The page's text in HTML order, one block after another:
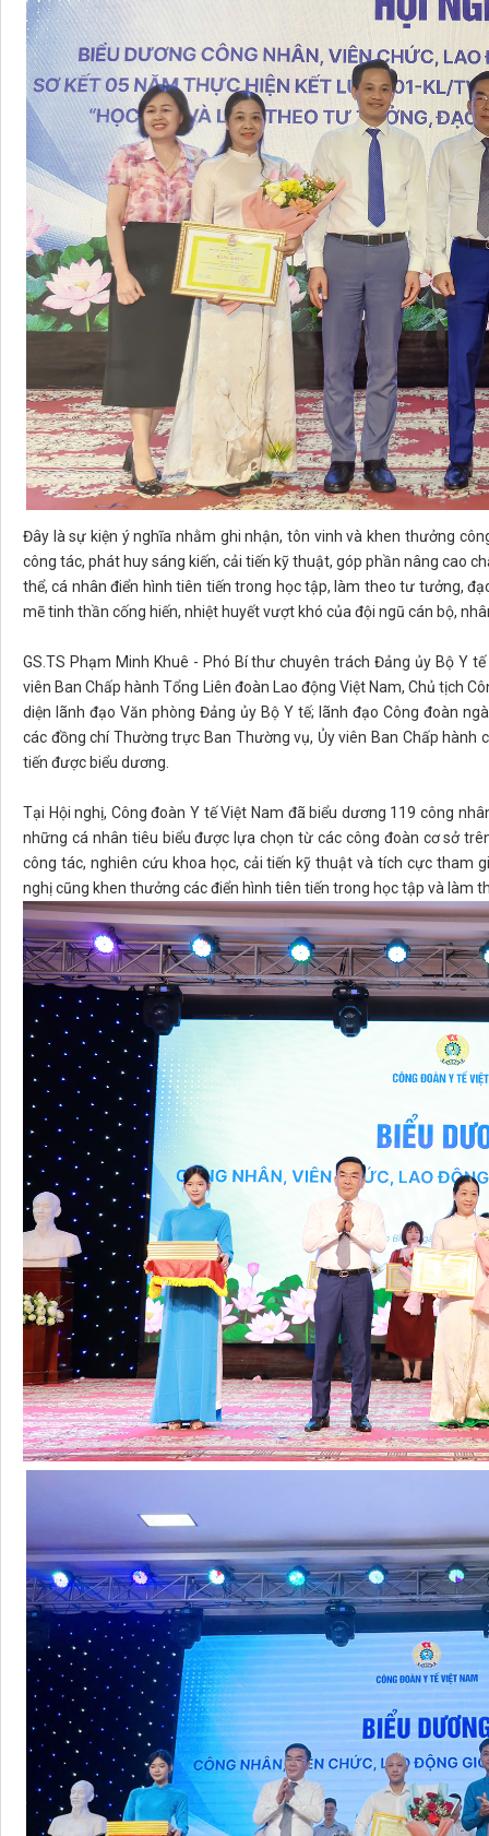
Đây là sự kiện ý nghĩa nhằm ghi nhận, tôn vinh và khen thưởng
công tác, phát huy sáng kiến, cải tiến kỹ thuật, góp phần nâng cao
thể, cá nhân điển hình tiên tiến trong học tập, làm theo tư tưởng,
mẽ tinh thần cống hiến, nhiệt huyết vượt khó của đội ngũ cán bộ,
GS.TS Phạm Minh Khuê - Phó Bí thư chuyên trách Đảng ủy Bộ Y
viên Ban Chấp hành Tổng Liên đoàn Lao động Việt Nam, Chủ tịch
diện lãnh đạo Văn phòng Đảng ủy Bộ Y tế; lãnh đạo Công đoàn
các đồng chí Thường trực Ban Thường vụ, Ủy viên Ban Chấp
tiến được biểu dương.
Tại Hội nghị, Công đoàn Y tế Việt Nam đã biểu dương 119 công
những cá nhân tiêu biểu được lựa chọn từ các công đoàn cơ sở
công tác, nghiên cứu khoa học, cải tiến kỹ thuật và tích cực tham
nghị cũng khen thưởng các điển hình tiên tiến trong học tập và làm